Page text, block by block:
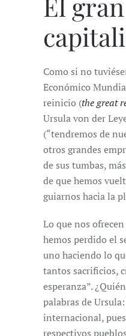
Como si no
Económico
reinicio (the great
Ursula von der
(“tendremos de
otros grandes
de sus tumbas,
de que hemos
guiarnos hacia la
Lo que nos
hemos perdido el
uno haciendo lo
tantos sacrificios,
esperanza”.
palabras de
internacional,
respectivos